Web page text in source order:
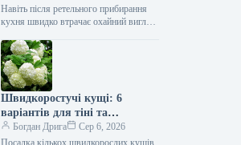
Навіть після ретельного прибирання
кухня швидко втрачає охайний вигляд.
залишаються краплі, жир і…
Швидкоростучі кущі: 6
варіантів для тіні та
прохолоди
Богдан Дрига
Сер 6, 2026
Посадка кількох швидкорослих кущів